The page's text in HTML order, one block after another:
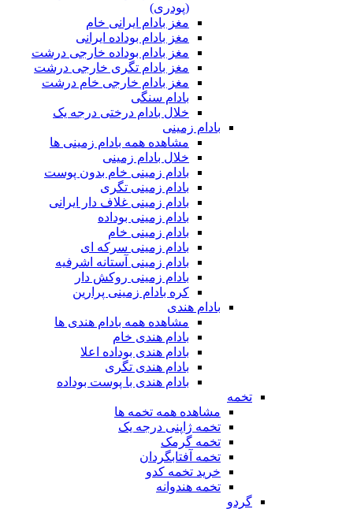
(پودری)
مغز بادام ایرانی خام
مغز بادام بوداده ایرانی
مغز بادام بوداده خارجی درشت
مغز بادام تگری خارجی درشت
مغز بادام خارجی خام درشت
بادام سنگی
خلال بادام درختی درجه یک
بادام زمینی
مشاهده همه بادام زمینی ها
خلال بادام زمینی
بادام زمینی خام بدون پوست
بادام زمینی تگری
بادام زمینی غلاف دار ایرانی
بادام زمینی بوداده
بادام زمینی خام
بادام زمینی سرکه ای
بادام زمینی آستانه اشرفیه
بادام زمینی روکش دار
کره بادام زمینی پرارین
بادام هندی
مشاهده همه بادام هندی ها
بادام هندی خام
بادام هندی بوداده اعلا
بادام هندی تگری
بادام هندی با پوست بوداده
تخمه
مشاهده همه تخمه ها
تخمه ژاپنی درجه یک
تخمه گرمک
تخمه آفتابگردان
خرید تخمه کدو
تخمه هندوانه
گردو